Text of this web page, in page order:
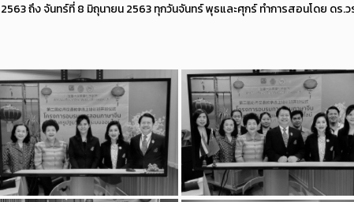
2563 ถึง จันทร์ที่ 8 มิถุนายน 2563 ทุกวันจันทร์ พุธและศุกร์ ทำการสอนโดย ด